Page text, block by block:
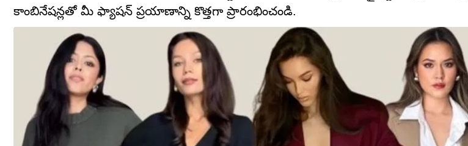
కాంబినేషన్లతో మీ ఫ్యాషన్ ప్రయాణాన్ని కొత్తగా ప్రారంభించండి.